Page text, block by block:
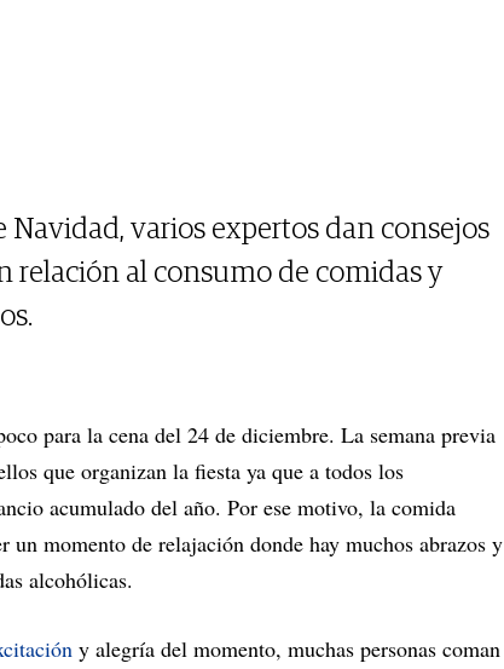
Navidad, varios expertos dan consejos
relación al consumo de comidas y
para la cena del 24 de diciembre. La semana previa
que organizan la fiesta ya que a todos los
acumulado del año. Por ese motivo, la comida
un momento de relajación donde hay muchos abrazos y
alcohólicas.
y alegría del momento, muchas personas coman